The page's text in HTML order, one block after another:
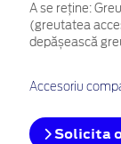
A se reține:
(greutatea
depășească
Accesoriu
Solicita